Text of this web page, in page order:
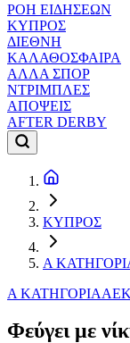
ΡΟΗ ΕΙΔΗΣΕΩΝ
ΚΥΠΡΟΣ
ΔΙΕΘΝΗ
ΚΑΛΑΘΟΣΦΑΙΡΑ
ΑΛΛΑ ΣΠΟΡ
ΝΤΡΙΜΠΛΕΣ
ΑΠΟΨΕΙΣ
AFTER DERBY
ΚΥΠΡΟΣ
Α
Α ΚΑΤΗΓΟΡΙΑΑΕΚ
Φεύγει με